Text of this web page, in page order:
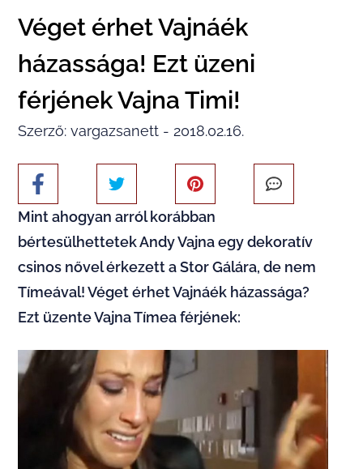
Véget érhet Vajnáék
házassága! Ezt üzeni
férjének Vajna Timi!
Szerző: vargazsanett - 2018.02.16.
Mint ahogyan arról korábban
bértesülhettetek Andy Vajna egy dekoratív
csinos nővel érkezett a Stor Gálára, de nem
Tímeával! Véget érhet Vajnáék házassága?
Ezt üzente Vajna Tímea férjének: